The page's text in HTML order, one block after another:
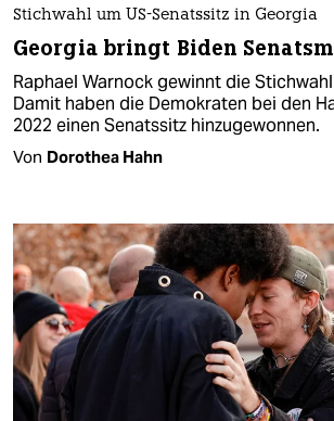
Stichwahl um US-Senatssitz in Georgia
Georgia bringt Biden
Raphael Warnock gewinnt die
Damit haben die Demokraten bei den
2022 einen Senatssitz hinzugewonnen.
Von Dorothea Hahn